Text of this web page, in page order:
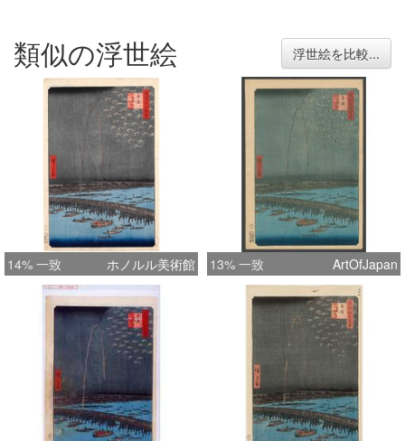
類似の浮世絵 浮世絵を比較...
14% 一致 ホノルル美術館 13% 一致 ArtOfJapan